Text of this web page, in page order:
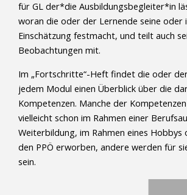
für GL der*die Ausbildungsbegleiter*in
woran die oder der Lernende seine oder
Einschätzung festmacht, und teilt auch
Beobachtungen mit.
Im „Fortschritte“-Heft findet die oder
jedem Modul einen Überblick über die
Kompetenzen. Manche der
vielleicht schon im Rahmen einer
Weiterbildung, im Rahmen eines Hobbys
den PPÖ erworben, andere werden für
sein.